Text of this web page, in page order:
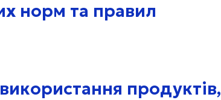
норм та правил
продуктів,